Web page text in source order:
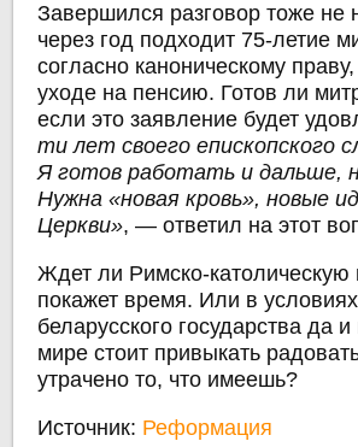
Завершился разговор тоже не
через год подходит 75-летие
согласно каноническому
уходе на пенсию. Готов ли
если это заявление будет
ти лет своего епископского
Я готов работать и дальше,
Нужна «новая кровь», новые
Церкви», — ответил на этот
Ждет ли Римско-католическую
покажет время. Или в
беларусского государства да
мире стоит привыкать
утрачено то, что имеешь?
Источник: Реформация